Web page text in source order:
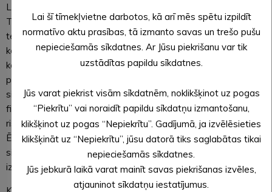
Līdz šim fibrolīts āra fasādes apdarē netika izmantots.
Tuvāko gadu laikā uzņēmums sekos plātņu apšuvuma
tehniskajam stāvoklim, lai pie nepieciešamības, ieviestu
korekcijas āra apdares plātņu ražošanas tehnoloģijā. Ja tiks
konstatēts, ka šāds apdares materiāls ir ilgtspējīgs, tas tiks
piedāvāts tirgū klientiem. Ēkai tika izstrādāts nebijis fasādes
siltinājuma modelis, kur kā galvenais siltinājuma materiāls ir
fibrolīta plātnes, mērķis – praksē pārliecināties par šī
risinājuma ekonomisko, tehnoloģisko pamatotību un ilgtspēju.
Ēkas monolītā betona sienas mijās ar koka rāmja pildījuma
sienām, akustikas uzlabošanai iekšā pie koka sienām ir
izmantots CEWOOD plātnes.
Lai šī tīmekļvietne darbotos, kā arī mēs spētu izpildīt
normatīvo aktu prasības, tā izmanto savas un trešo pušu
nepieciešamās sīkdatnes. Ar Jūsu piekrišanu var tik
uzstādītas papildu sīkdatnes.
Jūs varat piekrist visām sīkdatnēm, noklikšķinot uz pogas
“Piekrītu” vai noraidīt papildu sīkdatņu izmantošanu,
klikšķinot uz pogas “Nepiekrītu”. Gadījumā, ja izvēlēsieties
klikšķināt uz “Nepiekrītu”, jūsu datorā tiks saglabātas tikai
nepieciešamās sīkdatnes.
Jūs jebkurā laikā varat mainīt savas piekrišanas izvēles,
atjauninot sīkdatņu iestatījumus.